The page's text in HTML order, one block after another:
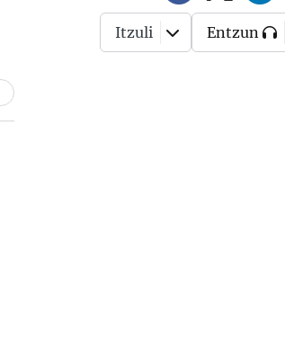
Itzuli Entzun